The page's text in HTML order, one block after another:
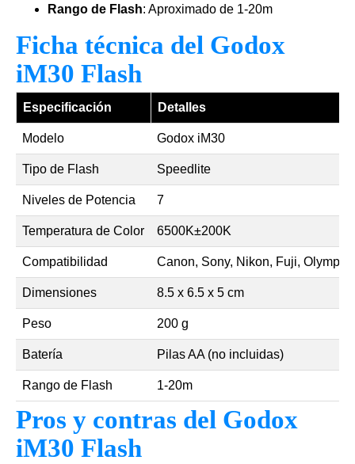
Rango de Flash: Aproximado de 1-20m
Ficha técnica del Godox
iM30 Flash
Especificación Detalles
Modelo Godox iM30
Tipo de Flash Speedlite
Niveles de Potencia 7
Temperatura de Color 6500K±200K
Compatibilidad Canon, Sony, Nikon, Fuji, Olympus
Dimensiones 8.5 x 6.5 x 5 cm
Peso 200 g
Batería Pilas AA (no incluidas)
Rango de Flash 1-20m
Pros y contras del Godox
iM30 Flash